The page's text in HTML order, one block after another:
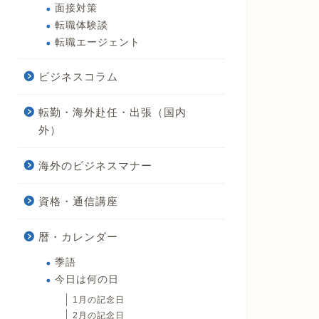
面接対策
転職体験談
転職エージェント
ビジネスコラム
転勤・海外赴任・出張（国内
外）
海外のビジネスマナー
資格・通信講座
暦・カレンダー
季語
今日は何の日
1月の記念日
2月の記念日